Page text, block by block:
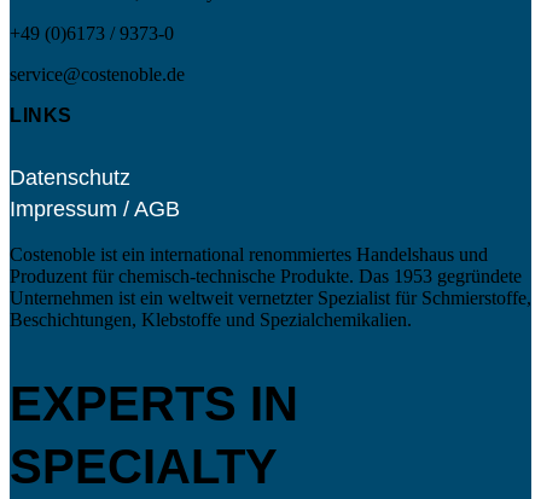
+49 (0)6173 / 9373-0
service@costenoble.de
LINKS
Datenschutz
Impressum / AGB
Costenoble ist ein international renommiertes Handelshaus und
Produzent für chemisch-technische Produkte. Das 1953 gegründete
Unternehmen ist ein weltweit vernetzter Spezialist für Schmierstoffe,
Beschichtungen, Klebstoffe und Spezialchemikalien.
EXPERTS IN
SPECIALTY